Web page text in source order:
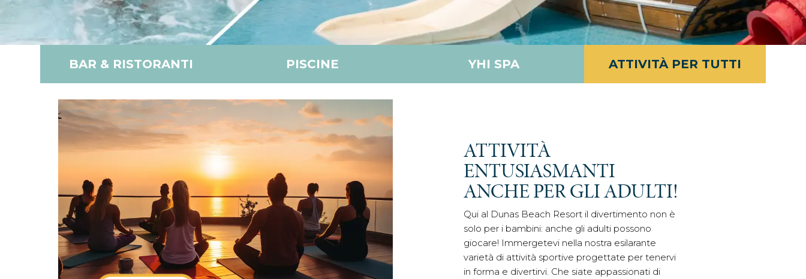
BAR & RISTORANTI PISCINE YHI SPA ATTIVITÀ PER TUTTI
ATTIVITÀ
ENTUSIASMANTI
ANCHE PER GLI ADULTI!
Qui al Dunas Beach Resort il divertimento non è
solo per i bambini: anche gli adulti possono
giocare! Immergetevi nella nostra esilarante
varietà di attività sportive progettate per tenervi
in forma e divertirvi. Che siate appassionati di